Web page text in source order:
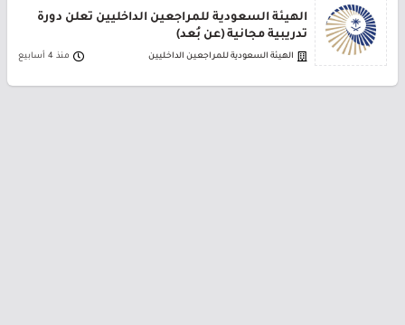
الهيئة السعودية للمراجعين الداخليين تعلن دورة
تدريبية مجانية (عن بُعد)
الهيئة السعودية للمراجعين الداخليين منذ 4 أسابيع